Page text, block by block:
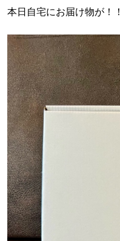
本日自宅にお届け物が！！